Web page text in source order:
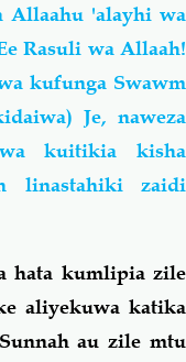
Allaahu 'alayhi wa
Rasuli wa Allaah!
kufunga Swawm
Je, naweza
kuitikia kisha
linastahiki zaidi
hata kumlipia zile
aliyekuwa katika
au zile mtu